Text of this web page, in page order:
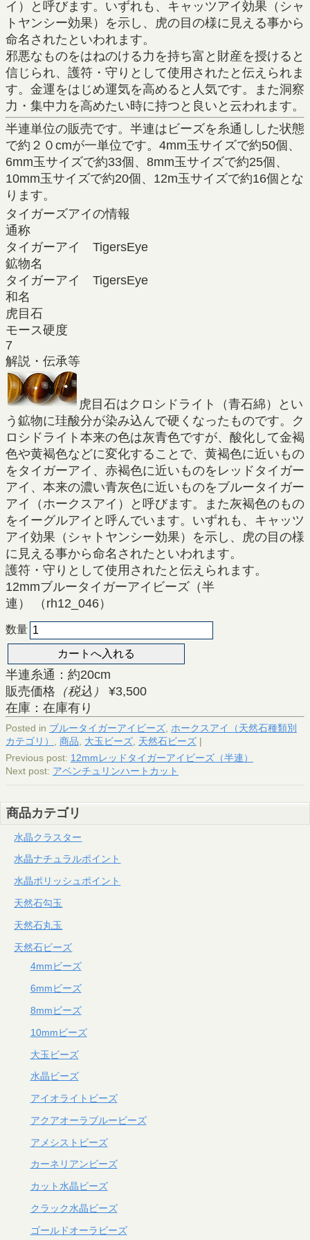
イ）と呼びます。いずれも、キャッツアイ効果（シャ
トヤンシー効果）を示し、虎の目の様に見える事から
命名されたといわれます。
邪悪なものをはねのける力を持ち富と財産を授けると
信じられ、護符・守りとして使用されたと伝えられま
す。金運をはじめ運気を高めると人気です。また洞察
力・集中力を高めたい時に持つと良いと云われます。
半連単位の販売です。半連はビーズを糸通しした状態
で約２０cmが一単位です。4mm玉サイズで約50個、
6mm玉サイズで約33個、8mm玉サイズで約25個、
10mm玉サイズで約20個、12m玉サイズで約16個とな
ります。
タイガーズアイの情報
通称
タイガーアイ TigersEye
鉱物名
タイガーアイ TigersEye
和名
虎目石
モース硬度
7
解説・伝承等
虎目石はクロシドライト（青石綿）とい
う鉱物に珪酸分が染み込んで硬くなったものです。ク
ロシドライト本来の色は灰青色ですが、酸化して金褐
色や黄褐色などに変化することで、黄褐色に近いもの
をタイガーアイ、赤褐色に近いものをレッドタイガー
アイ、本来の濃い青灰色に近いものをブルータイガー
アイ（ホークスアイ）と呼びます。また灰褐色のもの
をイーグルアイと呼んでいます。いずれも、キャッツ
アイ効果（シャトヤンシー効果）を示し、虎の目の様
に見える事から命名されたといわれます。
護符・守りとして使用されたと伝えられます。
12mmブルータイガーアイビーズ（半
連） （rh12_046）
数量
半連糸通：約20cm
販売価格 （税込）
¥3,500
在庫：在庫有り
Posted in ブルータイガーアイビーズ ホークスアイ（天然石種類別
カテゴリ）
商品 大玉ビーズ 天然石ビーズ |
Previous post: 12mmレッドタイガーアイビーズ（半連）
Next post: アベンチュリンハートカット
商品カテゴリ
水晶クラスター
水晶ナチュラルポイント
水晶ポリッシュポイント
天然石勾玉
天然石丸玉
天然石ビーズ
4mmビーズ
6mmビーズ
8mmビーズ
10mmビーズ
大玉ビーズ
水晶ビーズ
アイオライトビーズ
アクアオーラブルービーズ
アメシストビーズ
カーネリアンビーズ
カット水晶ビーズ
クラック水晶ビーズ
ゴールドオーラビーズ